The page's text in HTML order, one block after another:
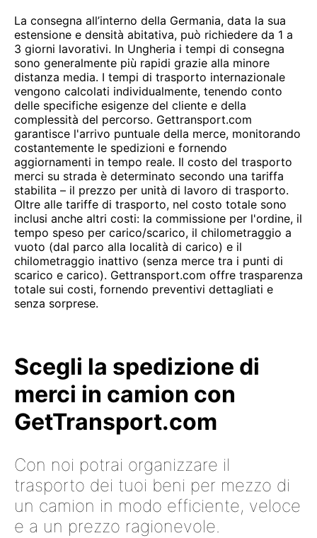
La consegna all’interno della Germania, data la sua
estensione e densità abitativa, può richiedere da 1 a
3 giorni lavorativi. In Ungheria i tempi di consegna
sono generalmente più rapidi grazie alla minore
distanza media. I tempi di trasporto internazionale
vengono calcolati individualmente, tenendo conto
delle specifiche esigenze del cliente e della
complessità del percorso. Gettransport.com
garantisce l'arrivo puntuale della merce, monitorando
costantemente le spedizioni e fornendo
aggiornamenti in tempo reale. Il costo del trasporto
merci su strada è determinato secondo una tariffa
stabilita – il prezzo per unità di lavoro di trasporto.
Oltre alle tariffe di trasporto, nel costo totale sono
inclusi anche altri costi: la commissione per l'ordine, il
tempo speso per carico/scarico, il chilometraggio a
vuoto (dal parco alla località di carico) e il
chilometraggio inattivo (senza merce tra i punti di
scarico e carico). Gettransport.com offre trasparenza
totale sui costi, fornendo preventivi dettagliati e
senza sorprese.
Scegli la spedizione di
merci in camion con
GetTransport.com
Con noi potrai organizzare il
trasporto dei tuoi beni per mezzo di
un camion in modo efficiente, veloce
e a un prezzo ragionevole.